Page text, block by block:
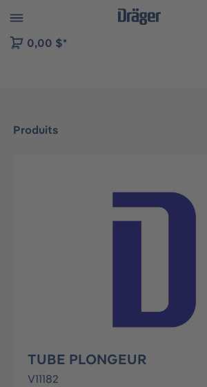
to B2B platform navigation
0,00 $*
Produits
Ignorer la galerie d'images
TUBE PLONGEUR
V11182